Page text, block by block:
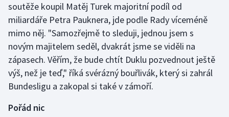
Plážový volejbal
Ragby
Rychlobruslení
Rychlostní kanoistika
Short track
soutěže koupil Matěj Turek majoritní podíl od
miliardáře Petra Pauknera, jde podle Rady víceméně
mimo něj. "Samozřejmě to sleduji, jednou jsem s
novým majitelem seděl, dvakrát jsme se viděli na
zápasech. Věřím, že bude chtít Duklu pozvednout ještě
výš, než je teď," říká svérázný bouřlivák, který si zahrál
Bundesligu a zakopal si také v zámoří.
Pořád nic